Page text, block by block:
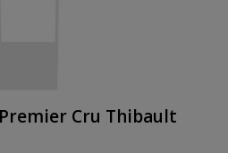
Cru Thibault